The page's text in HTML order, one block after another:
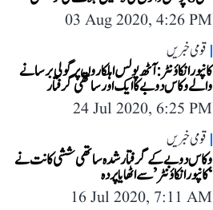
03 Aug 2020, 4:26 PM
قومی خبریں
کانپور انکاؤنٹر: آٹھ پولس اہلکاروں پر گولی برسانے
والے وکاس دوبے کا ایک اور ساتھی گرفتار
24 Jul 2020, 6:25 PM
قومی خبریں
وکاس دوبے کے گرفتار شدہ ساتھی ششی کانت نے
‘کانپور انکاؤنٹر’ سے اٹھایا پردہ
16 Jul 2020, 7:11 AM